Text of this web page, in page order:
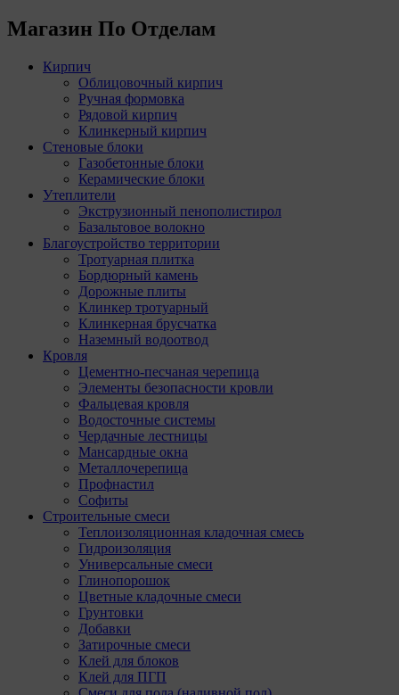
Магазин По Отделам
Кирпич
Облицовочный кирпич
Ручная формовка
Рядовой кирпич
Клинкерный кирпич
Стеновые блоки
Газобетонные блоки
Керамические блоки
Утеплители
Экструзионный пенополистирол
Базальтовое волокно
Благоустройство территории
Тротуарная плитка
Бордюрный камень
Дорожные плиты
Клинкер тротуарный
Клинкерная брусчатка
Наземный водоотвод
Кровля
Цементно-песчаная черепица
Элементы безопасности кровли
Фальцевая кровля
Водосточные системы
Чердачные лестницы
Мансардные окна
Металлочерепица
Профнастил
Софиты
Строительные смеси
Теплоизоляционная кладочная смесь
Гидроизоляция
Универсальные смеси
Глинопорошок
Цветные кладочные смеси
Грунтовки
Добавки
Затирочные смеси
Клей для блоков
Клей для ПГП